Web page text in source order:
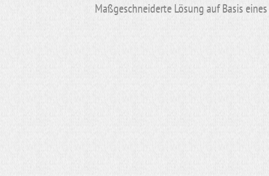
Maßgeschneiderte Lösung auf Basis